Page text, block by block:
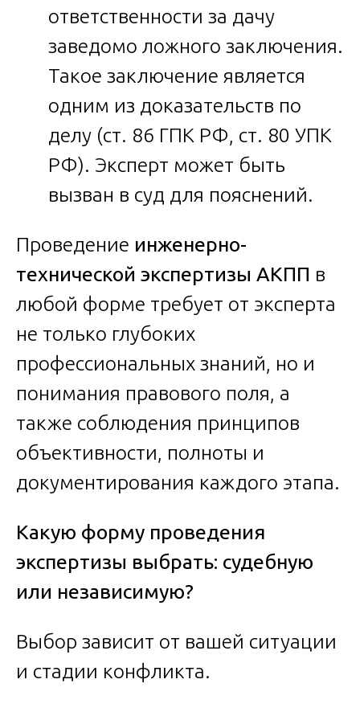
ответственности за дачу
заведомо ложного заключения.
Такое заключение является
одним из доказательств по
делу (ст. 86 ГПК РФ, ст. 80 УПК
РФ). Эксперт может быть
вызван в суд для пояснений.
Проведение инженерно-
технической экспертизы АКПП в
любой форме требует от эксперта
не только глубоких
профессиональных знаний, но и
понимания правового поля, а
также соблюдения принципов
объективности, полноты и
документирования каждого этапа.
Какую форму проведения
экспертизы выбрать: судебную
или независимую?
Выбор зависит от вашей ситуации
и стадии конфликта.